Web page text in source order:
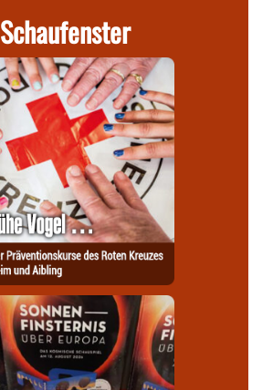
Schaufenster